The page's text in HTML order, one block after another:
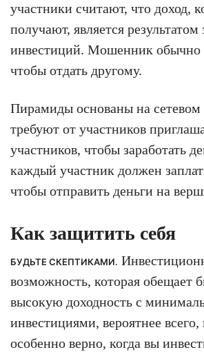
участники считают, что доход,
получают, является
инвестиций. Мошенник обычно
чтобы отдать другому.
Пирамиды основаны на сетевом
требуют от участников
участников, чтобы заработать
каждый участник должен
чтобы отправить деньги на
Как защитить себя
БУДЬТЕ СКЕПТИКАМИ.
возможность, которая обещает
высокую доходность с
инвестициями, вероятнее
особенно верно, когда вы